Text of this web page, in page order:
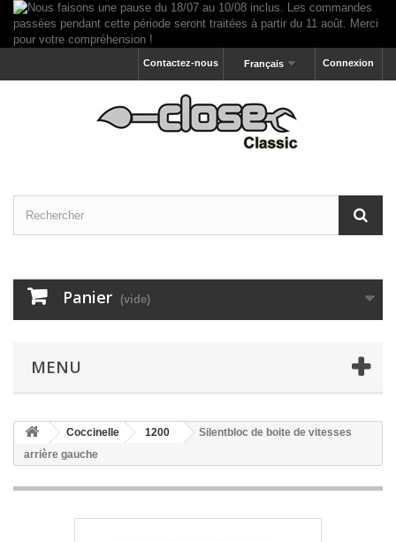
Connexion
Français
Contactez-nous
Panier (vide)
MENU
Coccinelle 1200
Silentbloc de boite de vitesses
arrière gauche